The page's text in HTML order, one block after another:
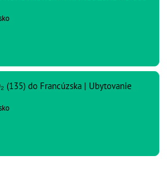
(135) do Francúzska | Ubytovanie